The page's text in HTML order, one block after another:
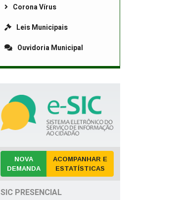
Corona Vírus
Leis Municipais
Ouvidoria Municipal
NOVA
DEMANDA
ACOMPANHAR E
ESTATÍSTICAS
SIC PRESENCIAL